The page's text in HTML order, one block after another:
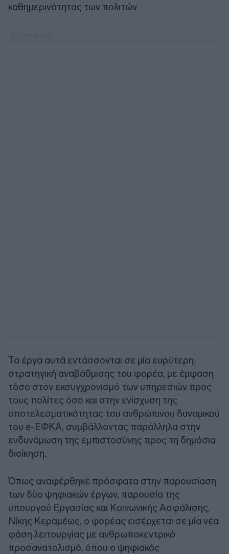
καθημερινότητας των πολιτών.
Τα έργα αυτά εντάσσονται σε μία ευρύτερη
στρατηγική αναβάθμισης του φορέα, με έμφαση
τόσο στον εκσυγχρονισμό των υπηρεσιών προς
τους πολίτες όσο και στην ενίσχυση της
αποτελεσματικότητας του ανθρώπινου δυναμικού
του e-ΕΦΚΑ, συμβάλλοντας παράλληλα στην
ενδυνάμωση της εμπιστοσύνης προς τη δημόσια
διοίκηση.
Όπως αναφέρθηκε πρόσφατα στην παρουσίαση
των δύο ψηφιακών έργων, παρουσία της
υπουργού Εργασίας και Κοινωνικής Ασφάλισης,
Νίκης Κεραμέως, ο φορέας εισέρχεται σε μία νέα
φάση λειτουργίας με ανθρωποκεντρικό
προσανατολισμό, όπου ο ψηφιακός